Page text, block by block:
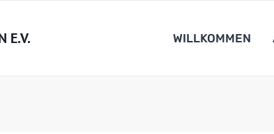
E.V. WILLKOMMEN